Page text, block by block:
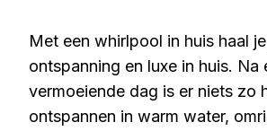
Met een whirlpool in huis haal
ontspanning en luxe in huis. Na
vermoeiende dag is er niets zo
ontspannen in warm water,